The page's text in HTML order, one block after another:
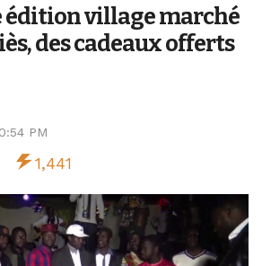
édition village marché
des cadeaux offerts
PM
1,441